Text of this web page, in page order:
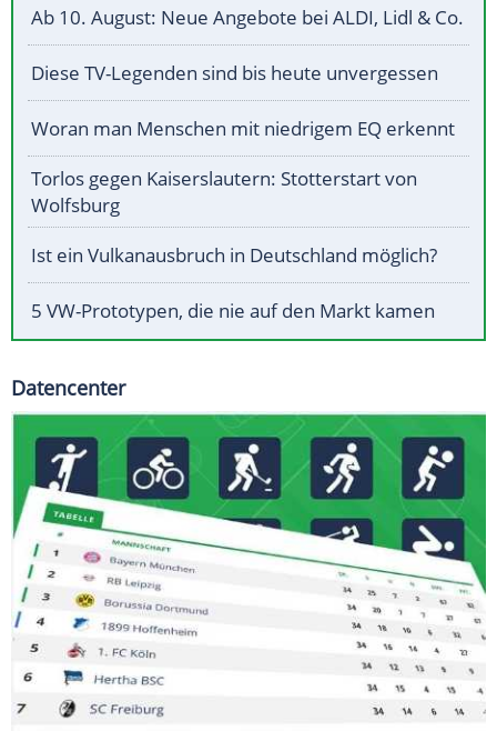
Ab 10. August: Neue Angebote bei ALDI, Lidl & Co.
Diese TV-Legenden sind bis heute unvergessen
Woran man Menschen mit niedrigem EQ erkennt
Torlos gegen Kaiserslautern: Stotterstart von
Wolfsburg
Ist ein Vulkanausbruch in Deutschland möglich?
5 VW-Prototypen, die nie auf den Markt kamen
Datencenter